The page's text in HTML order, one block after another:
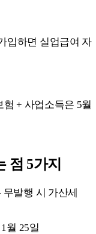
입하면 실업급여 자
+ 사업소득은 5월
점 5가지
발행 시 가산세
월 25일